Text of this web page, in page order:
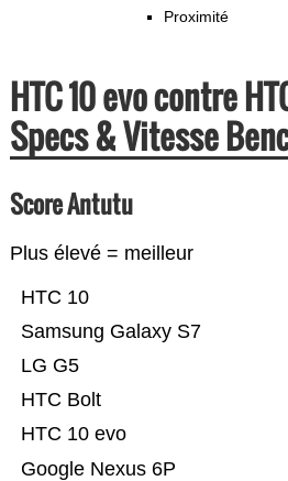
Proximité
HTC 10 evo contre
Specs & Vitesse
Score Antutu
Plus élevé = meilleur
Google Nexus 6P
HTC 10 evo
HTC Bolt
LG G5
Samsung Galaxy S7
HTC 10